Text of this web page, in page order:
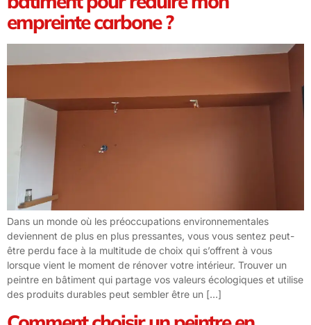
empreinte carbone ?
Dans un monde où les préoccupations environnementales
deviennent de plus en plus pressantes, vous vous sentez peut-
être perdu face à la multitude de choix qui s’offrent à vous
lorsque vient le moment de rénover votre intérieur. Trouver un
peintre en bâtiment qui partage vos valeurs écologiques et utilise
des produits durables peut sembler être un […]